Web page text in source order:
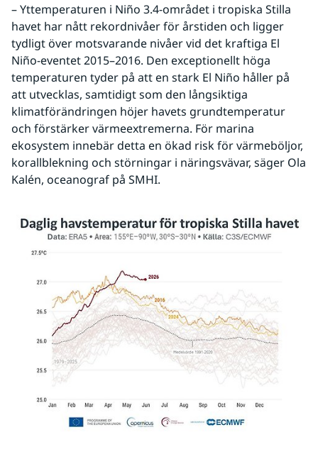
– Yttemperaturen i Niño 3.4-området i tropiska Stilla
havet har nått rekordnivåer för årstiden och ligger
tydligt över motsvarande nivåer vid det kraftiga El
Niño-eventet 2015–2016. Den exceptionellt höga
temperaturen tyder på att en stark El Niño håller på
att utvecklas, samtidigt som den långsiktiga
klimatförändringen höjer havets grundtemperatur
och förstärker värmeextremerna. För marina
ekosystem innebär detta en ökad risk för värmeböljor,
korallblekning och störningar i näringsvävar, säger Ola
Kalén, oceanograf på SMHI.